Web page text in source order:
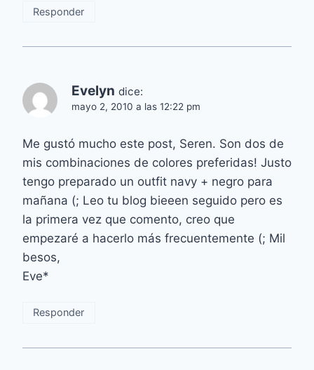
Responder
Evelyn dice:
mayo 2, 2010 a las 12:22 pm
Me gustó mucho este post, Seren. Son dos de
mis combinaciones de colores preferidas! Justo
tengo preparado un outfit navy + negro para
mañana (; Leo tu blog bieeen seguido pero es
la primera vez que comento, creo que
empezaré a hacerlo más frecuentemente (; Mil
besos,
Eve*
Responder